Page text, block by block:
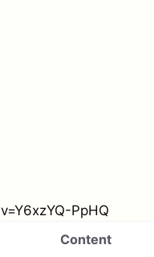
PpHQ
Content